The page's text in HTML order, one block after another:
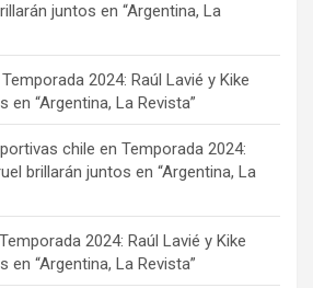
juntos en “Argentina, La
Temporada 2024: Raúl Lavié y Kike
en “Argentina, La Revista”
chile en Temporada 2024:
brillarán juntos en “Argentina, La
Temporada 2024: Raúl Lavié y Kike
en “Argentina, La Revista”